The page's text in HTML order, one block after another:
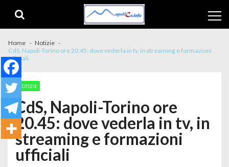
Home
Notizie
CdS, Napoli-Torino ore 20.45: dove vederla in tv, in streaming e formazioni
ufficiali
NOTIZIE
CdS, Napoli-Torino ore
20.45: dove vederla in tv, in
streaming e formazioni
ufficiali